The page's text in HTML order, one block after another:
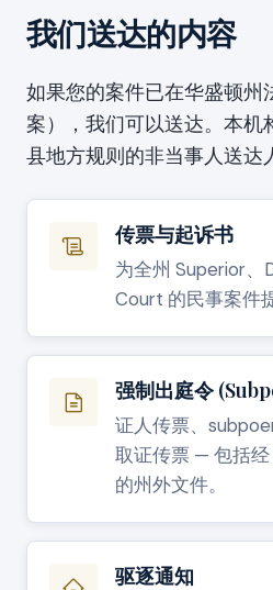
我们送达的内容
如果您的案件已在华盛顿州
案），我们可以送达。本机
县地方规则的非当事人送达
传票与起诉书
为全州 Superior、
Court 的民事案件
强制出庭令
证人传票、
取证传票 — 包括经
的州外文件。
驱逐通知